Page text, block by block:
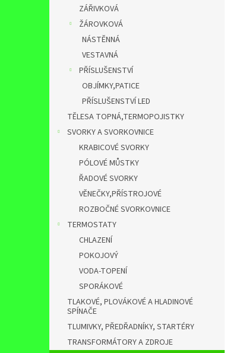
ZÁŘIVKOVÁ
ŽÁROVKOVÁ
NÁSTĚNNÁ
VESTAVNÁ
PŘÍSLUŠENSTVÍ
OBJÍMKY,PATICE
PŘÍSLUŠENSTVÍ LED
TĚLESA TOPNÁ,TERMOPOJISTKY
SVORKY A SVORKOVNICE
KRABICOVÉ SVORKY
PÓLOVÉ MŮSTKY
ŘADOVÉ SVORKY
VĚNEČKY,PŘÍSTROJOVÉ
ROZBOČNÉ SVORKOVNICE
TERMOSTATY
CHLAZENÍ
POKOJOVÝ
VODA-TOPENÍ
SPORÁKOVÉ
TLAKOVÉ, PLOVÁKOVÉ A HLADINOVÉ
SPÍNAČE
TLUMIVKY, PŘEDŘADNÍKY, STARTÉRY
TRANSFORMÁTORY A ZDROJE